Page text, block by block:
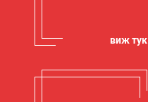
виж тук